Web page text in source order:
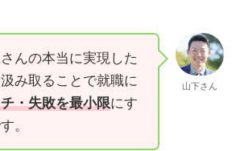
んの本当に実現した
み取ることで就職に
・失敗を最小限にす
。
山下さん